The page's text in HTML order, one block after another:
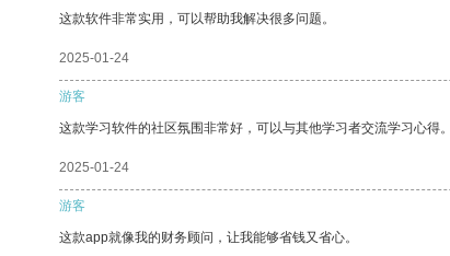
这款软件非常实用，可以帮助我解决很多问题。
2025-01-24
游客
这款学习软件的社区氛围非常好，可以与其他学习者交流学习心得。
2025-01-24
游客
这款app就像我的财务顾问，让我能够省钱又省心。